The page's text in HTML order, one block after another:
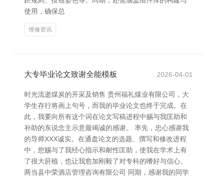
使用，确保总
维修资讯
大专毕业论文致谢全能模板 2026-04-01
时光流逝煤炭的开采及销售 贵州福礼煤业有限公司，大
学生存行将画上句号，而我的毕业论文也终于完成。在
此，我要向所有这个词在论文写稿进程中赐与我匡助和
补助的东说念主示意最竭诚的感谢。 率先，忠心感谢我
的导师XXX诚实。在通盘论文的选题、撰写和修改进程
中，您赐与了我经心指示和耐性匡助，使我在学术上有
了很大莳植，也让我愈加刚毅了对专科的嗜好与信心。
两当县中荣酒店管理咨询有限公司 同期，感谢我的同学